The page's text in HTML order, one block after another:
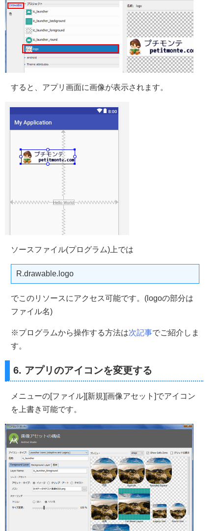
すると、アプリ画面に画像が表示されます。
ソースファイル(プログラム)上では
R.drawable.logo
でこのリソースにアクセス可能です。(logoの部分は
ファイル名)
※プログラムから操作する方法は次記事でご紹介しま
す。
6. アプリのアイコンを変更する
メニューの[ファイル][新規][画像アセット]でアイコン
を上書き可能です。